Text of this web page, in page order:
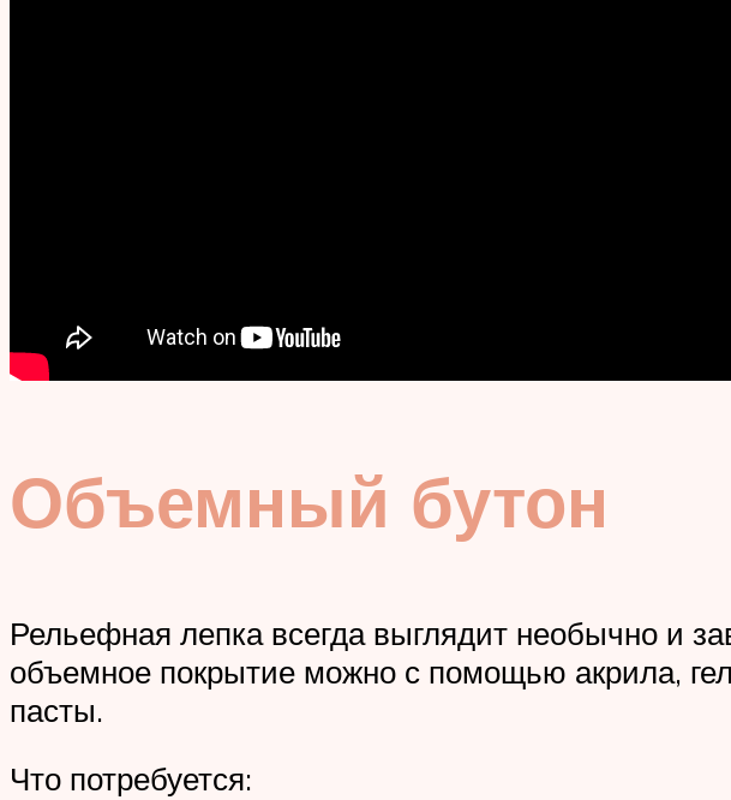
Объемный бутон
Рельефная лепка всегда выглядит необычно и
объемное покрытие можно с помощью акрила,
пасты.
Что потребуется: